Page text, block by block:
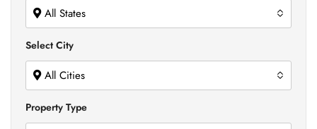
All States
Select City
All Cities
Property Type